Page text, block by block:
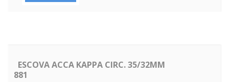
ESCOVA ACCA KAPPA CIRC. 35/32MM
881